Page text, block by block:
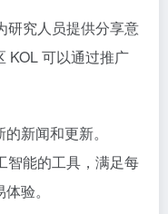
研究人员提供分享意
KOL 可以通过推广
新闻和更新。
智能的工具，满足每
验。